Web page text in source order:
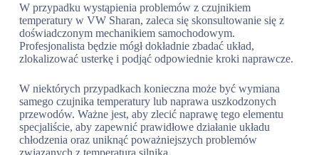
W przypadku wystąpienia problemów z czujnikiem
temperatury w VW Sharan, zaleca się skonsultowanie się z
doświadczonym mechanikiem samochodowym.
Profesjonalista będzie mógł dokładnie zbadać układ,
zlokalizować usterkę i podjąć odpowiednie kroki naprawcze.
W niektórych przypadkach konieczna może być wymiana
samego czujnika temperatury lub naprawa uszkodzonych
przewodów. Ważne jest, aby zlecić naprawę tego elementu
specjaliście, aby zapewnić prawidłowe działanie układu
chłodzenia oraz uniknąć poważniejszych problemów
związanych z temperaturą silnika.